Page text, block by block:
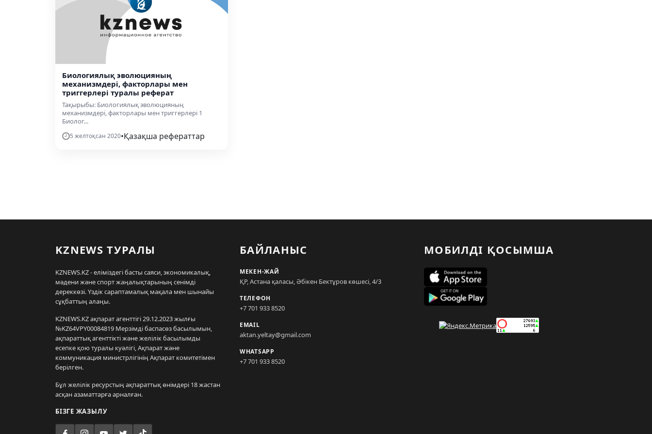
Биологиялық эволюцияның
механизмдері, факторлары мен
триггерлері туралы реферат
Тақырыбы: Биологиялық эволюцияның
механизмдері, факторлары мен триггерлері 1
Биолог...
5 желтоқсан 2020•Қазақша рефераттар
KZNEWS ТУРАЛЫ
KZNEWS.KZ - еліміздегі басты саяси, экономикалық,
мәдени және спорт жаңалықтарының сенімді
дереккөзі. Үздік сараптамалық мақала мен шынайы
сұқбаттың алаңы.
KZNEWS.KZ ақпарат агенттігі 29.12.2023 жылғы
№KZ64VPY00084819 Мерзімді баспасөз басылымын,
ақпараттық агенттікті және желілік басылымды
есепке қою туралы куәлігі, Ақпарат және
коммуникация министрлігінің Ақпарат комитетімен
берілген.
Бұл желілік ресурстың ақпараттық өнімдері 18 жастан
асқан азаматтарға арналған.
БІЗГЕ ЖАЗЫЛУ
БАЙЛАНЫС
МЕКЕН-ЖАЙ
ҚР, Астана қаласы, Әбікен Бектұров көшесі, 4/3
ТЕЛЕФОН
+7 701 933 8520
EMAIL
aktan.yeltay@gmail.com
WHATSAPP
+7 701 933 8520
МОБИЛДІ ҚОСЫМША